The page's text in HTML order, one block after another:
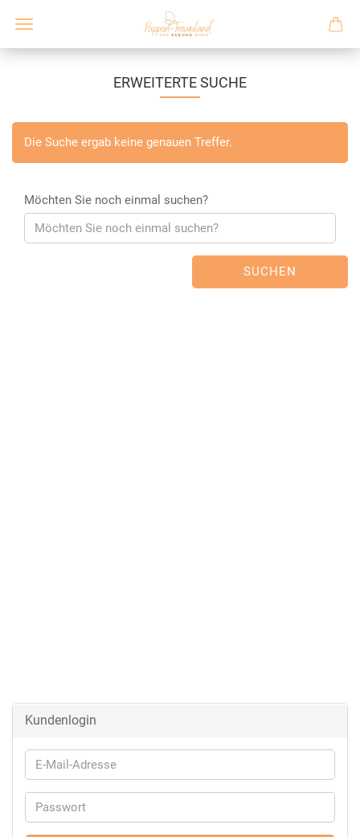
ERWEITERTE SUCHE
Die Suche ergab keine genauen Treffer.
Möchten Sie noch einmal suchen?
SUCHEN
Kundenlogin